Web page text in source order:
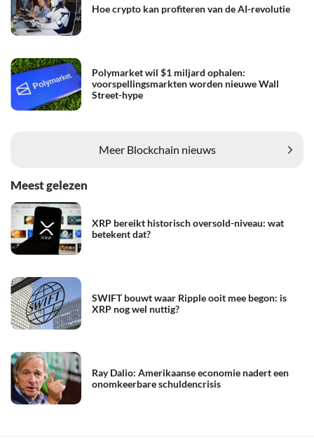
Hoe crypto kan profiteren van de AI-revolutie
Polymarket wil $1 miljard ophalen:
voorspellingsmarkten worden nieuwe Wall
Street-hype
Meer Blockchain nieuws
Meest gelezen
XRP bereikt historisch oversold-niveau: wat
betekent dat?
SWIFT bouwt waar Ripple ooit mee begon: is
XRP nog wel nuttig?
Ray Dalio: Amerikaanse economie nadert een
onomkeerbare schuldencrisis